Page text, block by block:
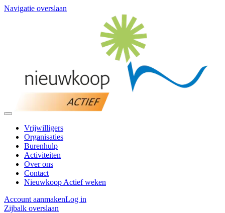
Navigatie overslaan
Vrijwilligers
Organisaties
Burenhulp
Activiteiten
Over ons
Contact
Nieuwkoop Actief weken
Account aanmakenLog in
Zijbalk overslaan